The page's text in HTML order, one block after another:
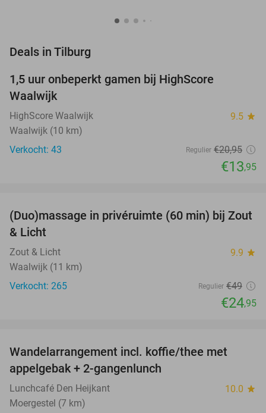
Deals in Tilburg
TODAY
1,5 uur onbeperkt gamen bij HighScore
Waalwijk
HighScore Waalwijk 9.5 star
Waalwijk (10 km)
Verkocht: 43
Regulier €20,95
€13,95
49%
(Duo)massage in privéruimte (60 min) bij Zout
& Licht
Zout & Licht 9.9 star
Waalwijk (11 km)
Verkocht: 265
Regulier €49
€24,95
Wandelarrangement incl. koffie/thee met
appelgebak + 2-gangenlunch
Lunchcafé Den Heijkant 10.0 star
Moergestel (7 km)